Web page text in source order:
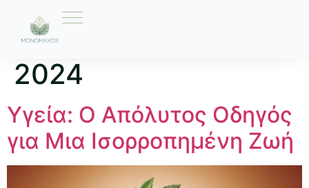
Ημέρα:
2024
Υγεία: Ο Απόλυτος Οδηγός
για Μια Ισορροπημένη Ζωή